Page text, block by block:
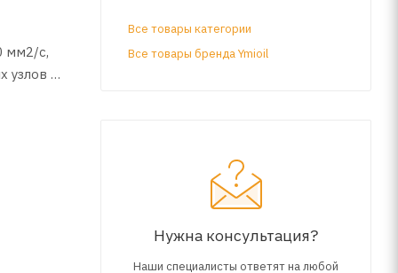
мм2/с,
узлов и
Все товары категории
Все товары бренда Ymioil
Нужна консультация?
Наши специалисты ответят на любой